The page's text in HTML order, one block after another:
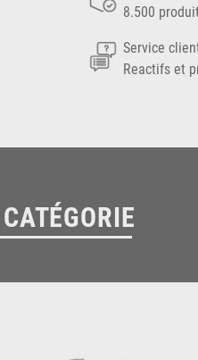
8.500
Service
Reactifs et